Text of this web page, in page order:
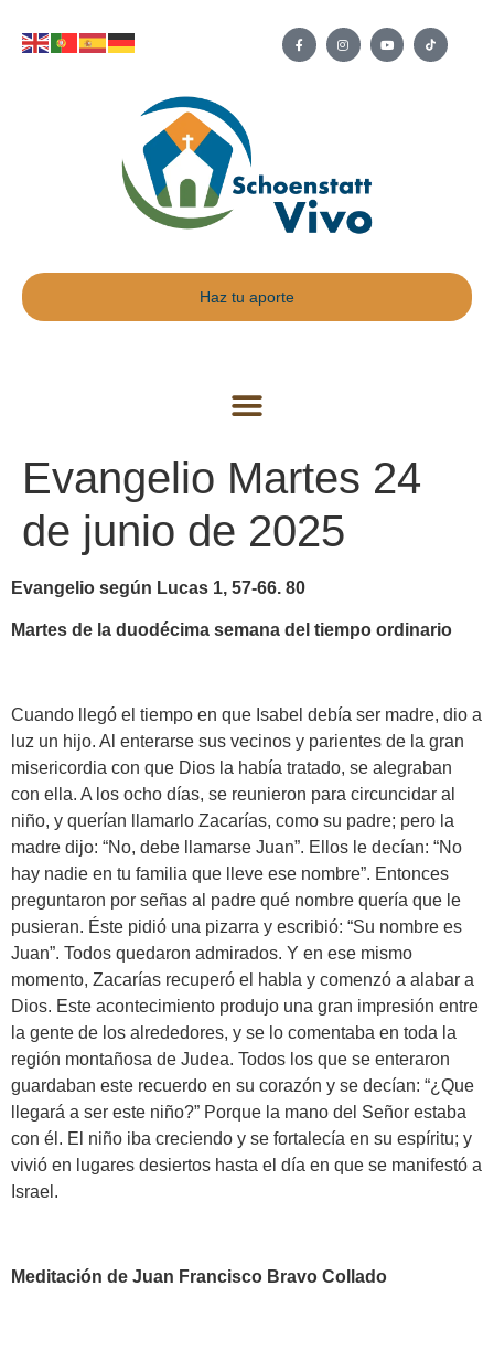
Haz tu aporte
Evangelio Martes 24
de junio de 2025
Evangelio según Lucas 1, 57-66. 80
Martes de la duodécima semana del tiempo ordinario
Cuando llegó el tiempo en que Isabel debía ser madre, dio a
luz un hijo. Al enterarse sus vecinos y parientes de la gran
misericordia con que Dios la había tratado, se alegraban
con ella. A los ocho días, se reunieron para circuncidar al
niño, y querían llamarlo Zacarías, como su padre; pero la
madre dijo: “No, debe llamarse Juan”. Ellos le decían: “No
hay nadie en tu familia que lleve ese nombre”. Entonces
preguntaron por señas al padre qué nombre quería que le
pusieran. Éste pidió una pizarra y escribió: “Su nombre es
Juan”. Todos quedaron admirados. Y en ese mismo
momento, Zacarías recuperó el habla y comenzó a alabar a
Dios. Este acontecimiento produjo una gran impresión entre
la gente de los alrededores, y se lo comentaba en toda la
región montañosa de Judea. Todos los que se enteraron
guardaban este recuerdo en su corazón y se decían: “¿Que
llegará a ser este niño?” Porque la mano del Señor estaba
con él. El niño iba creciendo y se fortalecía en su espíritu; y
vivió en lugares desiertos hasta el día en que se manifestó a
Israel.
Meditación de Juan Francisco Bravo Collado